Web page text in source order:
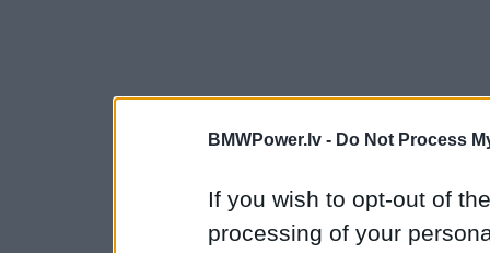
BMWPower.lv - Do Not Process
If you wish to opt-out of
processing of your